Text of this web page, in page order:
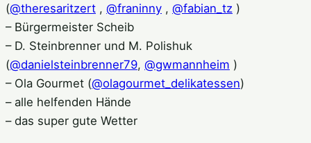
(@theresaritzert , @franinny , @fabian_tz )
– Bürgermeister Scheib
– D. Steinbrenner und M. Polishuk
(@danielsteinbrenner79, @gwmannheim )
– Ola Gourmet (@olagourmet_delikatessen)
– alle helfenden Hände
– das super gute Wetter